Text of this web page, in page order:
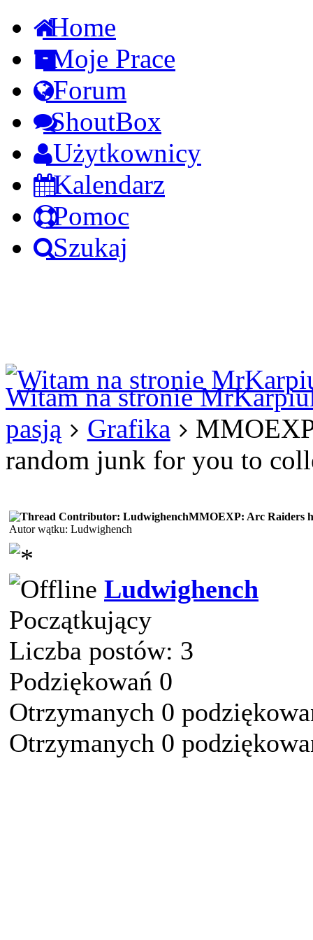
Home
Moje Prace
Forum
ShoutBox
Użytkownicy
Kalendarz
Pomoc
Szukaj
Witam na stronie
pasją
Grafika
random junk for you to
MMOEXP: Arc Raiders
Autor wątku: Ludwighench
Ludwighench
Początkujący
Liczba postów: 3
Podziękowań 0
Otrzymanych 0
Otrzymanych 0